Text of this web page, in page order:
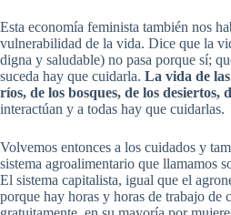
Esta economía feminista también nos
vulnerabilidad de la vida. Dice que la
digna y saludable) no pasa porque sí;
suceda hay que cuidarla. La vida de
ríos, de los bosques, de los desiertos,
interactúan y a todas hay que cuidarlas.
Volvemos entonces a los cuidados y
sistema agroalimentario que llamamos
El sistema capitalista, igual que el
porque hay horas y horas de trabajo de